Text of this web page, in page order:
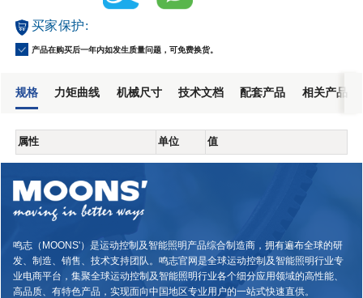
买家保护:
产品在购买后一年内如发生质量问题，可免费换货。
规格 力矩曲线 机械尺寸 技术文档 配套产品 相关产品
属性 单位 值
鸣志（MOONS'）是运动控制及智能照明产品综合制造商，拥有遍布全球的研
发、制造、销售、技术支持团队。鸣志官网是全球运动控制及智能照明行业专
业电商平台，集聚全球运动控制及智能照明行业各个细分应用领域的高性能、
高品质、有特色产品，实现面向中国地区专业用户的一站式快速直供。